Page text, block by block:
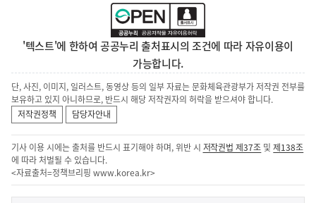
'텍스트'에 한하여 공공누리 출처표시의 조건에 따라 자유이용이
가능합니다.
단, 사진, 이미지, 일러스트, 동영상 등의 일부 자료는 문화체육관광부가 저작권 전부를
보유하고 있지 아니하므로, 반드시 해당 저작권자의 허락을 받으셔야 합니다.
저작권정책
담당자안내
기사 이용 시에는 출처를 반드시 표기해야 하며, 위반 시 저작권법 제37조 및제138조
에 따라 처벌될 수 있습니다.
<자료출처=정책브리핑 www.korea.kr>